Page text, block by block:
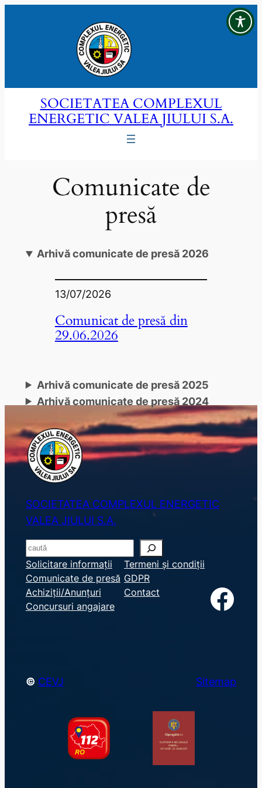
SOCIETATEA COMPLEXUL
ENERGETIC VALEA JIULUI S.A.
Comunicate de
presă
Arhivă comunicate de presă 2026
13/07/2026
Comunicat de presă din
29.06.2026
Arhivă comunicate de presă 2025
Arhivă comunicate de presă 2024
SOCIETATEA COMPLEXUL ENERGETIC
VALEA JIULUI S.A.
S
e
a
r
c
Solicitare informații
Comunicate de presă
Achiziții/Anunțuri
Concursuri angajare
Termeni și condiții
GDPR
Contact
Facebook
© CEVJ Sitemap